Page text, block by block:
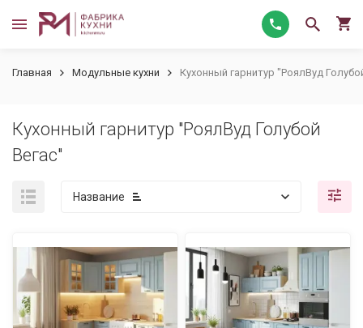
Главная Модульные кухни Кухонный гарнитур "РоялВуд
Кухонный гарнитур "РоялВуд Голубой
Вегас"
Название